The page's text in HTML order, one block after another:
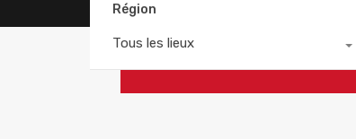
Région
Tous les lieux